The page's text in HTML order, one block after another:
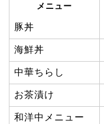
メニュー
豚丼
海鮮丼
中華ちらし
お茶漬け
和洋中メニュー